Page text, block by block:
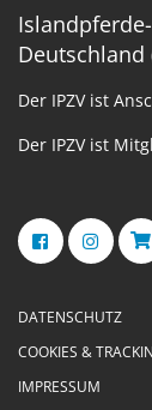
Deutschland
Der IPZV ist
Der IPZV ist
DATENSCHUTZ
COOKIES &
IMPRESSUM